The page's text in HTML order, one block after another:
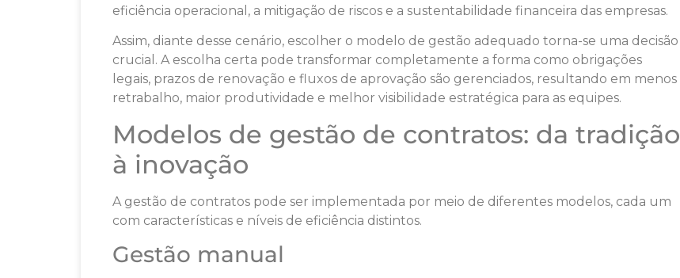
eficiência operacional, a mitigação de riscos e a sustentabilidade financeira das empresas.
Assim, diante desse cenário, escolher o modelo de gestão adequado torna-se uma decisão
crucial. A escolha certa pode transformar completamente a forma como obrigações
legais, prazos de renovação e fluxos de aprovação são gerenciados, resultando em menos
retrabalho, maior produtividade e melhor visibilidade estratégica para as equipes.
Modelos de gestão de contratos: da tradição
à inovação
A gestão de contratos pode ser implementada por meio de diferentes modelos, cada um
com características e níveis de eficiência distintos.
Gestão manual